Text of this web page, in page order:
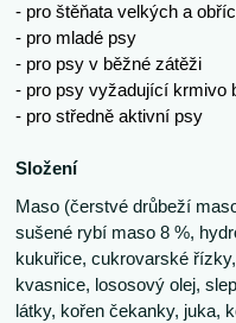
- pro štěňata velkých a
- pro mladé psy
- pro psy v běžné zátěži
- pro psy vyžadující krmivo
- pro středně aktivní psy
Složení
Maso (čerstvé drůbeží
sušené rybí maso 8 %,
kukuřice, cukrovarské
kvasnice, lososový olej,
látky, kořen čekanky, juka,